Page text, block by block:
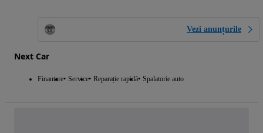
Vezi anunțurile
Next Car
Finantare Service Reparație rapidă Spalatorie auto